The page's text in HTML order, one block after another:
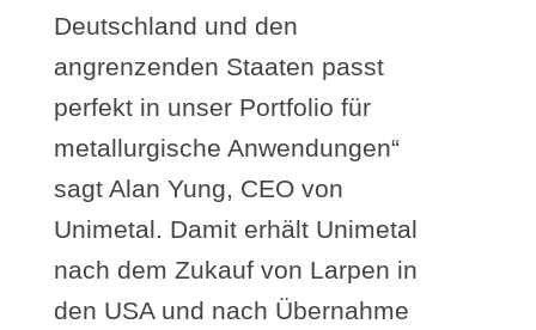
Deutschland und den
angrenzenden Staaten passt
perfekt in unser Portfolio für
metallurgische Anwendungen“
sagt Alan Yung, CEO von
Unimetal. Damit erhält Unimetal
nach dem Zukauf von Larpen in
den USA und nach Übernahme